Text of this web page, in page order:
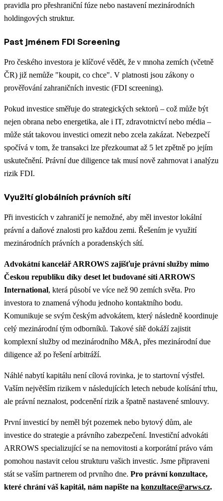
pravidla pro přeshraniční fúze nebo nastavení mezinárodních
holdingových struktur.
Past jménem FDI Screening
Pro českého investora je klíčové vědět, že v mnoha zemích (včetně
ČR) již nemůže "koupit, co chce". V platnosti jsou zákony o
prověřování zahraničních investic (FDI screening).
Pokud investice směřuje do strategických sektorů – což může být
nejen obrana nebo energetika, ale i IT, zdravotnictví nebo média –
může stát takovou investici omezit nebo zcela zakázat. Nebezpečí
spočívá v tom, že transakci lze přezkoumat až 5 let zpětně po jejím
uskutečnění. Právní due diligence tak musí nově zahrnovat i analýzu
rizik FDI.
Využití globálních právních sítí
Při investicích v zahraničí je nemožné, aby měl investor lokální
právní a daňové znalosti pro každou zemi. Řešením je využití
mezinárodních právních a poradenských sítí.
Advokátní kancelář ARROWS zajišťuje právní služby mimo
Českou republiku díky deset let budované síti ARROWS
International, která působí ve více než 90 zemích světa. Pro
investora to znamená výhodu jednoho kontaktního bodu.
Komunikuje se svým českým advokátem, který následně koordinuje
celý mezinárodní tým odborníků. Takové sítě dokáží zajistit
komplexní služby od mezinárodního M&A, přes mezinárodní due
diligence až po řešení arbitráží.
Náhlé nabytí kapitálu není cílová rovinka, je to startovní výstřel.
Vaším největším rizikem v následujících letech nebude kolísání trhu,
ale právní neznalost, podcenění rizik a špatně nastavené smlouvy.
První investicí by neměl být pozemek nebo bytový dům, ale
investice do strategie a právního zabezpečení. Investiční advokáti
ARROWS specializující se na nemovitosti a korporátní právo vám
pomohou nastavit celou strukturu vašich investic. Jsme připraveni
stát se vaším partnerem od prvního dne. Pro právní konzultace,
které chrání váš kapitál, nám napište na konzultace@arws.cz.